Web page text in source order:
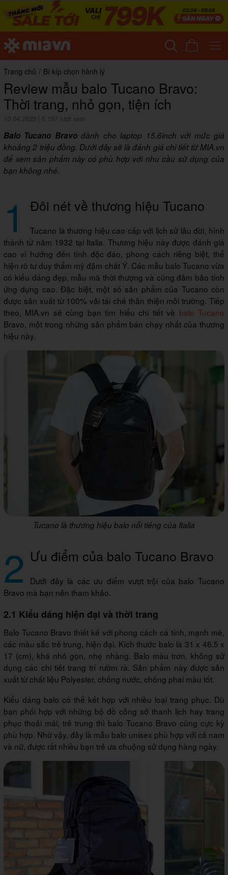
Trang chủ / Bí kíp chọn hành lý
Review mẫu balo Tucano Bravo:
Thời trang, nhỏ gọn, tiện ích
10.04.2023 5,157 lượt xem
Balo Tucano Bravodành cho laptop 15.6inch với mức giá
khoảng 2 triệu đồng. Dưới đây sẽ là đánh giá chi tiết từ MIA.vn
để xem sản phẩm này có phù hợp với nhu cầu sử dụng của
bạn không nhé.
1 Đôi nét về thương hiệu Tucano
Tucano là thương hiệu cao cấp với lịch sử lâu đời, hình
thành từ năm 1932 tại Italia. Thương hiệu này được đánh giá
cao vì hướng đến tính độc đáo, phong cách riêng biệt, thể
hiện rõ tư duy thẩm mỹ đậm chất Ý. Các mẫu balo Tucano vừa
có kiểu dáng đẹp, mẫu mã thời thượng và cũng đảm bảo tính
ứng dụng cao. Đặc biệt, một số sản phẩm của Tucano còn
được sản xuất từ 100% vải tái chế thân thiện môi trường. Tiếp
theo, MIA.vn sẽ cùng bạn tìm hiểu chi tiết về balo Tucano
Bravo, một trong những sản phẩm bán chạy nhất của thương
hiệu này.
Tucano là thương hiệu balo nổi tiếng của Italia
2 Ưu điểm của balo Tucano Bravo
Dưới đây là các ưu điểm vượt trội của balo Tucano
Bravo mà bạn nên tham khảo.
2.1 Kiểu dáng hiện đại và thời trang
Balo Tucano Bravo thiết kế với phong cách cá tính, mạnh mẽ,
các màu sắc trẻ trung, hiện đại. Kích thước balo là 31 x 46.5 x
17 (cm), khá nhỏ gọn, nhẹ nhàng. Balo màu trơn, không sử
dụng các chi tiết trang trí rườm rà. Sản phẩm này được sản
xuất từ chất liệu Polyester, chống nước, chống phai màu tốt.
Kiểu dáng balo có thể kết hợp với nhiều loại trang phục. Dù
bạn phối hợp với những bộ đồ công sở thanh lịch hay trang
phục thoải mái, trẻ trung thì balo Tucano Bravo cũng cực kỳ
phù hợp. Nhờ vậy, đây là mẫu balo unisex phù hợp với cả nam
và nữ, được rất nhiều bạn trẻ ưa chuộng sử dụng hàng ngày.